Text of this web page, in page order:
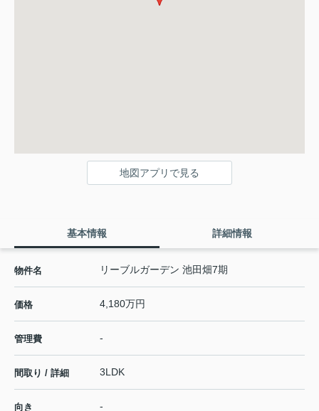
地図アプリで見る
基本情報 詳細情報
物件名 リーブルガーデン 池田畑7期
価格 4,180万円
管理費 -
間取り / 詳細 3LDK
向き -